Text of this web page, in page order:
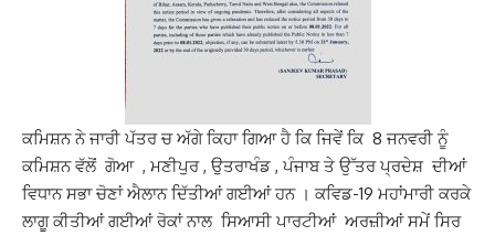
ਕਮਿਸ਼ਨ ਨੇ ਜਾਰੀ ਪੱਤਰ ਚ ਅੱਗੇ ਕਿਹਾ ਗਿਆ ਹੈ ਕਿ ਜਿਵੇਂ ਕਿ 8 ਜਨਵਰੀ ਨੂੰ
ਕਮਿਸ਼ਨ ਵੱਲੋਂ ਗੋਆ , ਮਣੀਪੁਰ , ਉਤਰਾਖੰਡ , ਪੰਜਾਬ ਤੇ ਉੱਤਰ ਪ੍ਰਦੇਸ਼ ਦੀਆਂ
ਵਿਧਾਨ ਸਭਾ ਚੋਣਾਂ ਐਲਾਨ ਦਿੱਤੀਆਂ ਗਈਆਂ ਹਨ । ਕਵਿਡ-19 ਮਹਾਂਮਾਰੀ ਕਰਕੇ
ਲਾਗੂ ਕੀਤੀਆਂ ਗਈਆਂ ਰੋਕਾਂ ਨਾਲ ਸਿਆਸੀ ਪਾਰਟੀਆਂ ਅਰਜ਼ੀਆਂ ਸਮੇਂ ਸਿਰ